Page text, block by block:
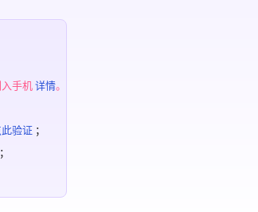
入手机详情。
此验证 ；